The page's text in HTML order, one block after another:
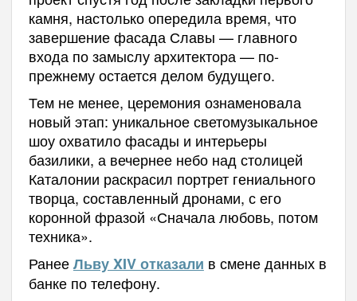
камня, настолько опередила время, что
завершение фасада Славы — главного
входа по замыслу архитектора — по-
прежнему остается делом будущего.
Тем не менее, церемония ознаменовала
новый этап: уникальное светомузыкальное
шоу охватило фасады и интерьеры
базилики, а вечернее небо над столицей
Каталонии раскрасил портрет гениального
творца, составленный дронами, с его
коронной фразой «Сначала любовь, потом
техника».
РанееЛьву XIV отказали в смене данных в
банке по телефону.